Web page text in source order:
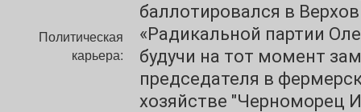
Политическая
карьера:
баллотировался в
«Радикальной партии
будучи на тот момент
председателя в
хозяйстве "Черноморец